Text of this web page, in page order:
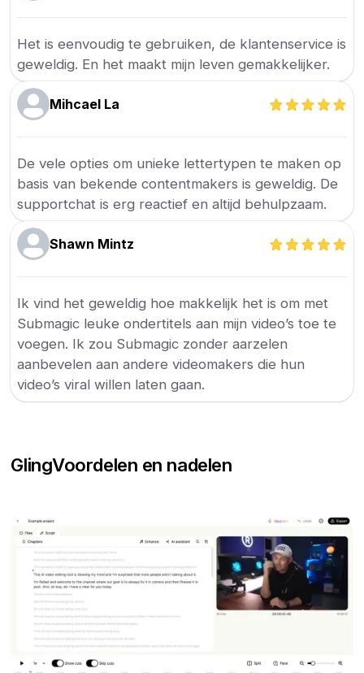
Het is eenvoudig te gebruiken, de klantenservice is
geweldig. En het maakt mijn leven gemakkelijker.
Mihcael La
De vele opties om unieke lettertypen te maken op
basis van bekende contentmakers is geweldig. De
supportchat is erg reactief en altijd behulpzaam.
Shawn Mintz
Ik vind het geweldig hoe makkelijk het is om met
Submagic leuke ondertitels aan mijn video’s toe te
voegen. Ik zou Submagic zonder aarzelen
aanbevelen aan andere videomakers die hun
video’s viral willen laten gaan.
GlingVoordelen en nadelen